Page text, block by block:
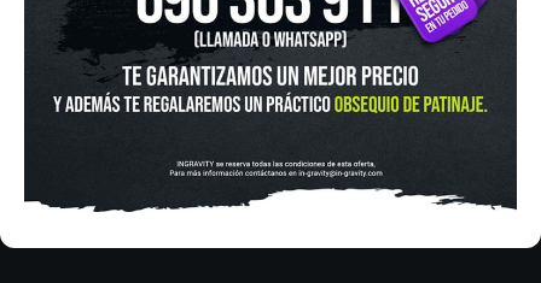
Tel.:
915 524 553
in-gravity@in-gravity.com
HORARIO
Lunes a Viernes de 12:00 - 20:30